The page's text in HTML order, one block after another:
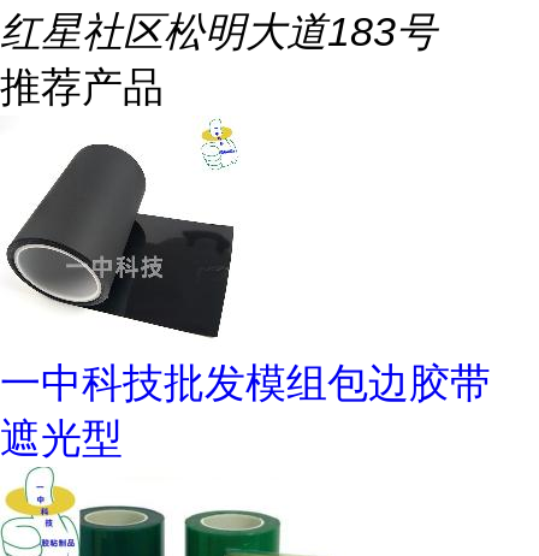
红星社区松明大道183号
推荐产品
一中科技批发模组包边胶带
遮光型